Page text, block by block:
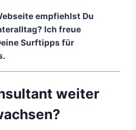
empfiehlst Du
Ich freue
Surftipps für
weiter